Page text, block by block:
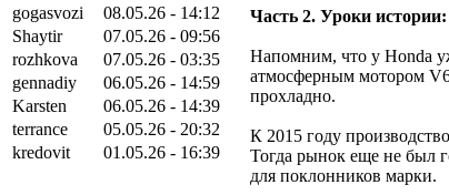
gogasvozi
08.05.26 - 14:12
Shaytir
07.05.26 - 09:56
rozhkova
07.05.26 - 03:35
gennadiy
06.05.26 - 14:59
Karsten
06.05.26 - 14:39
terrance
05.05.26 - 20:32
kredovit
01.05.26 - 16:39
Часть 2. Уроки
Напомним, что у Honda
атмосферным мотором
прохладно.
К 2015 году
Тогда рынок еще не был
для поклонников марки.